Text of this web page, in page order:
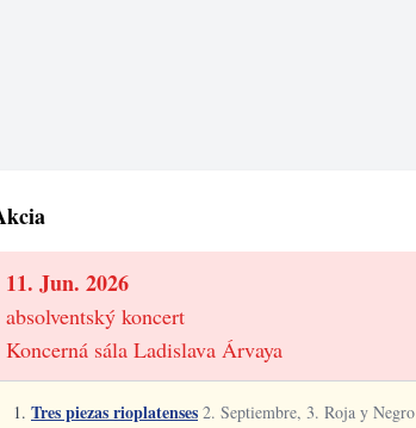
11. Jun. 2026
absolventský koncert
Koncerná sála Ladislava Árvaya
Tres piezas rioplatenses 2. Septiembre, 3. Roja y Negro